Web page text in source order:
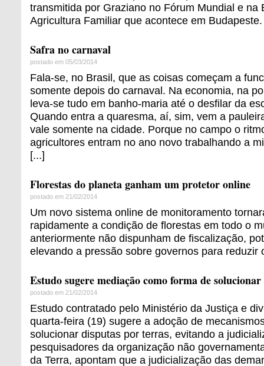
transmitida por Graziano no Fórum Mundial e na
Agricultura Familiar que acontece em Budapeste.
Safra no carnaval
postado em 05/03/2014
Fala-se, no Brasil, que as coisas começam a
somente depois do carnaval. Na economia, na
leva-se tudo em banho-maria até o desfilar da
Quando entra a quaresma, aí, sim, vem a
vale somente na cidade. Porque no campo o
agricultores entram no ano novo trabalhando a
[...]
Florestas do planeta ganham um protetor online
postado em 21/02/2014
Um novo sistema online de monitoramento
rapidamente a condição de florestas em todo o
anteriormente não dispunham de fiscalização,
elevando a pressão sobre governos para reduzir
Estudo sugere mediação como forma de
postado em 21/02/2014
Estudo contratado pelo Ministério da Justiça e
quarta-feira (19) sugere a adoção de
solucionar disputas por terras, evitando a
pesquisadores da organização não
da Terra, apontam que a judicialização das